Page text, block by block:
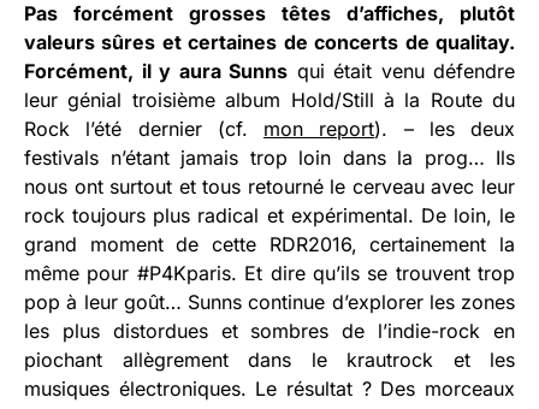
Pas forcément grosses têtes d’affiches, plutôt
valeurs sûres et certaines de concerts de qualitay.
Forcément, il y aura Sunns qui était venu défendre
leur génial troisième album Hold/Still à la Route du
Rock l’été dernier (cf. mon report). – les deux
festivals n’étant jamais trop loin dans la prog… Ils
nous ont surtout et tous retourné le cerveau avec leur
rock toujours plus radical et expérimental. De loin, le
grand moment de cette RDR2016, certainement la
même pour #P4Kparis. Et dire qu’ils se trouvent trop
pop à leur goût… Sunns continue d’explorer les zones
les plus distordues et sombres de l’indie-rock en
piochant allègrement dans le krautrock et les
musiques électroniques. Le résultat ? Des morceaux